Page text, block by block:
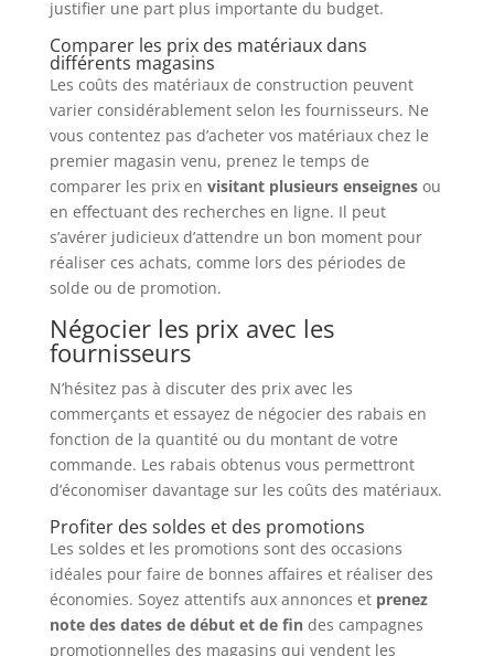
justifier une part plus importante du budget.
Comparer les prix des matériaux dans
différents magasins
Les coûts des matériaux de construction peuvent
varier considérablement selon les fournisseurs. Ne
vous contentez pas d’acheter vos matériaux chez le
premier magasin venu, prenez le temps de
comparer les prix en visitant plusieurs enseignesou
en effectuant des recherches en ligne. Il peut
s’avérer judicieux d’attendre un bon moment pour
réaliser ces achats, comme lors des périodes de
solde ou de promotion.
Négocier les prix avec les
fournisseurs
N’hésitez pas à discuter des prix avec les
commerçants et essayez de négocier des rabais en
fonction de la quantité ou du montant de votre
commande. Les rabais obtenus vous permettront
d’économiser davantage sur les coûts des matériaux.
Profiter des soldes et des promotions
Les soldes et les promotions sont des occasions
idéales pour faire de bonnes affaires et réaliser des
économies. Soyez attentifs aux annonces et prenez
note des dates de début et de findes campagnes
promotionnelles des magasins qui vendent les